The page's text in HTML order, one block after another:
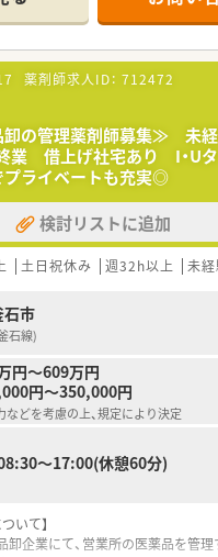
門前など幅広く経験されたい方にお
続しており、今後の成長性もある
ている今でも、社長が毎年手書き
レゼントがあったり、社員を大事
いる今でも変わりません。
慮し、キャリアアップのために店舗
剤師だけでなくエリアマネージャー
戦したい」を応援してくれる社風で
アマネージャーが在籍。お悩み相
りできているので、安心して働ける
度もしっかりしています。ご自身で
ードバックを定期面談で実施。管理
だけでなく、部長もこまめに現場を
職場です。
あり、複数科目を応需しているため
薬剤師が出来る方も同時に募集してい
円以上も相談可能ですので、スキル
ひご検討ください！
薬剤師求人ID： 712472
卸の管理薬剤師募集≫ 未
業 借上げ社宅あり I・U
ライベートも充実◎
検討リストに追加
土日祝休み 週32h以上 未
石市
石線)
円～609万円
円～350,000円
などを考慮の上、規定により決定
～17:00(休憩60分)
いて】
企業にて、営業所の医薬品を管